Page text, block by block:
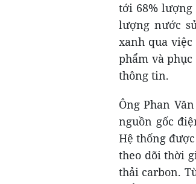
tới 68%
lượng nước
xanh qua
phẩm và
thông tin.
Ông Phan
nguồn gốc
Hệ thống
theo dõi thời
thải carbon.